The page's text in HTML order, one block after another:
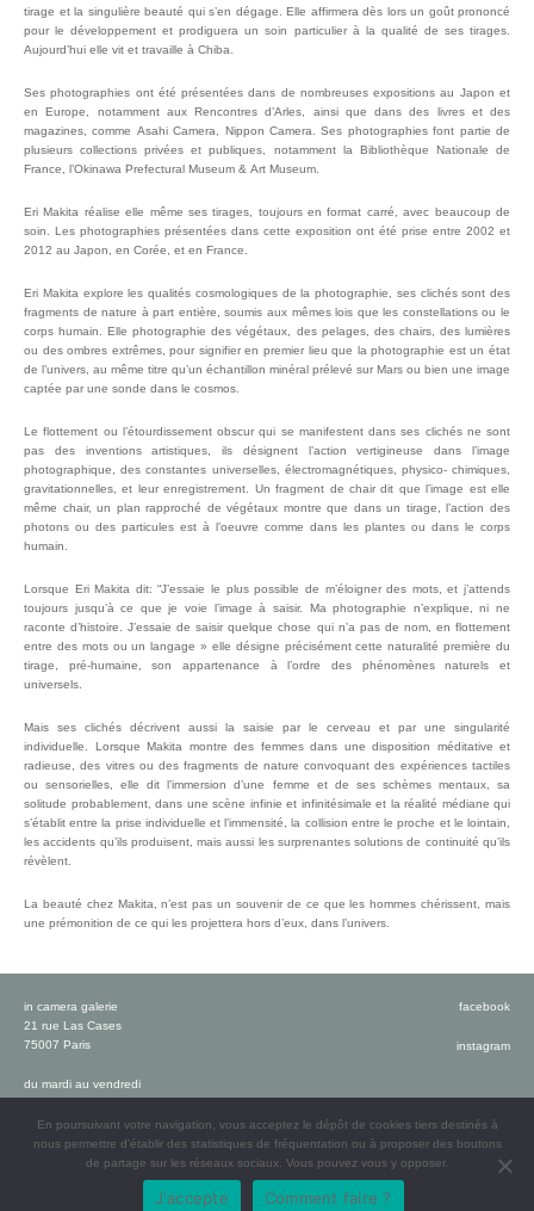
tirage et la singulière beauté qui s’en dégage. Elle affirmera dès lors un goût prononcé
pour le développement et prodiguera un soin particulier à la qualité de ses tirages.
Aujourd’hui elle vit et travaille à Chiba.
Ses photographies ont été présentées dans de nombreuses expositions au Japon et
en Europe, notamment aux Rencontres d’Arles, ainsi que dans des livres et des
magazines, comme Asahi Camera, Nippon Camera. Ses photographies font partie de
plusieurs collections privées et publiques, notamment la Bibliothèque Nationale de
France, l’Okinawa Prefectural Museum & Art Museum.
Eri Makita réalise elle même ses tirages, toujours en format carré, avec beaucoup de
soin. Les photographies présentées dans cette exposition ont été prise entre 2002 et
2012 au Japon, en Corée, et en France.
Eri Makita explore les qualités cosmologiques de la photographie, ses clichés sont des
fragments de nature à part entière, soumis aux mêmes lois que les constellations ou le
corps humain. Elle photographie des végétaux, des pelages, des chairs, des lumières
ou des ombres extrêmes, pour signifier en premier lieu que la photographie est un état
de l’univers, au même titre qu’un échantillon minéral prélevé sur Mars ou bien une image
captée par une sonde dans le cosmos.
Le flottement ou l’étourdissement obscur qui se manifestent dans ses clichés ne sont
pas des inventions artistiques, ils désignent l’action vertigineuse dans l’image
photographique, des constantes universelles, électromagnétiques, physico- chimiques,
gravitationnelles, et leur enregistrement. Un fragment de chair dit que l’image est elle
même chair, un plan rapproché de végétaux montre que dans un tirage, l’action des
photons ou des particules est à l’oeuvre comme dans les plantes ou dans le corps
humain.
Lorsque Eri Makita dit: “J’essaie le plus possible de m’éloigner des mots, et j’attends
toujours jusqu’à ce que je voie l’image à saisir. Ma photographie n’explique, ni ne
raconte d’histoire. J’essaie de saisir quelque chose qui n’a pas de nom, en flottement
entre des mots ou un langage » elle désigne précisément cette naturalité première du
tirage, pré-humaine, son appartenance à l’ordre des phénomènes naturels et
universels.
Mais ses clichés décrivent aussi la saisie par le cerveau et par une singularité
individuelle. Lorsque Makita montre des femmes dans une disposition méditative et
radieuse, des vitres ou des fragments de nature convoquant des expériences tactiles
ou sensorielles, elle dit l’immersion d’une femme et de ses schèmes mentaux, sa
solitude probablement, dans une scène infinie et infinitésimale et la réalité médiane qui
s’établit entre la prise individuelle et l’immensité, la collision entre le proche et le lointain,
les accidents qu’ils produisent, mais aussi les surprenantes solutions de continuité qu’ils
révèlent.
La beauté chez Makita, n’est pas un souvenir de ce que les hommes chérissent, mais
une prémonition de ce qui les projettera hors d’eux, dans l’univers.
in camera galerie
21 rue Las Cases
75007 Paris
du mardi au vendredi
le samedi de 14h à 19h
ou sur rendez-vous
T : +33 (0)1 47 05 51 77
facebook
instagram
En poursuivant votre navigation, vous acceptez le dépôt de cookies tiers destinés à
nous permettre d’établir des statistiques de fréquentation ou à proposer des boutons
de partage sur les réseaux sociaux. Vous pouvez vous y opposer.
J'accepte Comment faire ?